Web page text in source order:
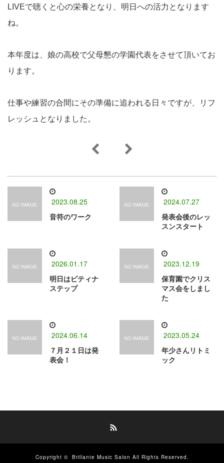
LIVEで聴くと心の栄養となり、明日への活力となります
ね。
本年度は、娘の高校で父母懇の学園代表をさせて頂いてお
ります。
仕事や練習の合間にその準備に追われる日々ですが、リフ
レッシュとなりました。
2023.08.25
音符のワーク
2024.07.27
発表会後のレッ
スンスタート
2026.01.17
明日はピティナ
ステップ
2023.12.19
保育園でクリス
マス会をしまし
た
2024.06.14
７月２１日は発
表会！
2023.05.24
年少さんリトミ
ック
Copyright © Brillante Music Salon All Rights Reserved.